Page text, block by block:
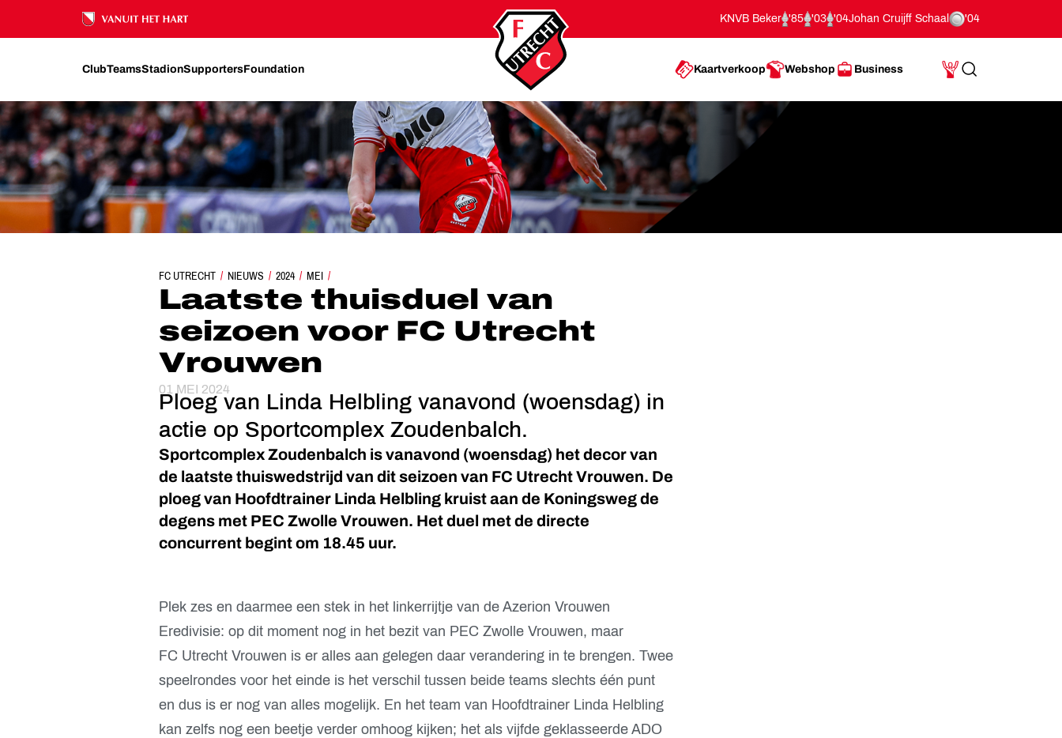
Ons nalatenschap
KNVB Beker '85 '03 '04Johan Cruijff Schaal '04
ClubTeamsStadionSupportersFoundation Kaartverkoop Webshop Business
Mijn Account
Search
FC UTRECHT NIEUWS 2024 MEI
LAATSTE THUISDUEL VAN SEIZOEN VOOR FC UTRECHT VROUWEN
Laatste thuisduel van
seizoen voor FC Utrecht
Vrouwen
01 MEI 2024
Ploeg van Linda Helbling vanavond (woensdag) in
actie op Sportcomplex Zoudenbalch.
Sportcomplex Zoudenbalch is vanavond (woensdag) het decor van
de laatste thuiswedstrijd van dit seizoen van FC Utrecht Vrouwen. De
ploeg van Hoofdtrainer Linda Helbling kruist aan de Koningsweg de
degens met PEC Zwolle Vrouwen. Het duel met de directe
concurrent begint om 18.45 uur.
Plek zes en daarmee een stek in het linkerrijtje van de Azerion Vrouwen
Eredivisie: op dit moment nog in het bezit van PEC Zwolle Vrouwen, maar
FC Utrecht Vrouwen is er alles aan gelegen daar verandering in te brengen. Twee
speelrondes voor het einde is het verschil tussen beide teams slechts één punt
en dus is er nog van alles mogelijk. En het team van Hoofdtrainer Linda Helbling
kan zelfs nog een beetje verder omhoog kijken; het als vijfde geklasseerde ADO